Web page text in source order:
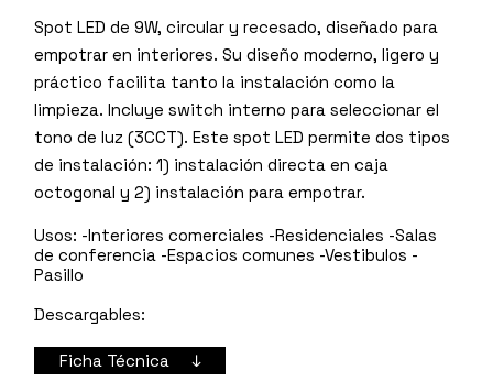
Spot LED de 9W, circular y recesado, diseñado para
empotrar en interiores. Su diseño moderno, ligero y
práctico facilita tanto la instalación como la
limpieza. Incluye switch interno para seleccionar el
tono de luz (3CCT). Este spot LED permite dos tipos
de instalación: 1) instalación directa en caja
octogonal y 2) instalación para empotrar.
Usos: -Interiores comerciales -Residenciales -Salas
de conferencia -Espacios comunes -Vestibulos -
Pasillo
Descargables:
Ficha Técnica ↓